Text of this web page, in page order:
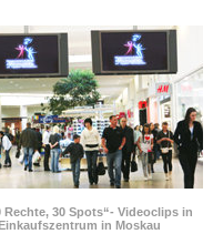
Rechte, 30 Spots“- Videoclips in
in Moskau